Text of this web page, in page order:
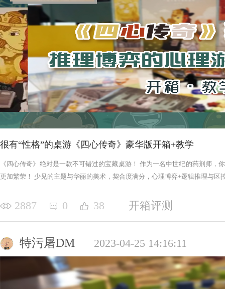
很有“性格”的桌游《四心传奇》豪华版开箱+教学
《四心传奇》绝对是一款不可错过的宝藏桌游！ 作为一名中世纪的药剂师，
更加繁荣！ 少见的主题与华丽的美术，契合度满分，心理博弈+逻辑推理与区
2887 0 38 开箱评测
特污屠DM 2023-04-25 14:16:11